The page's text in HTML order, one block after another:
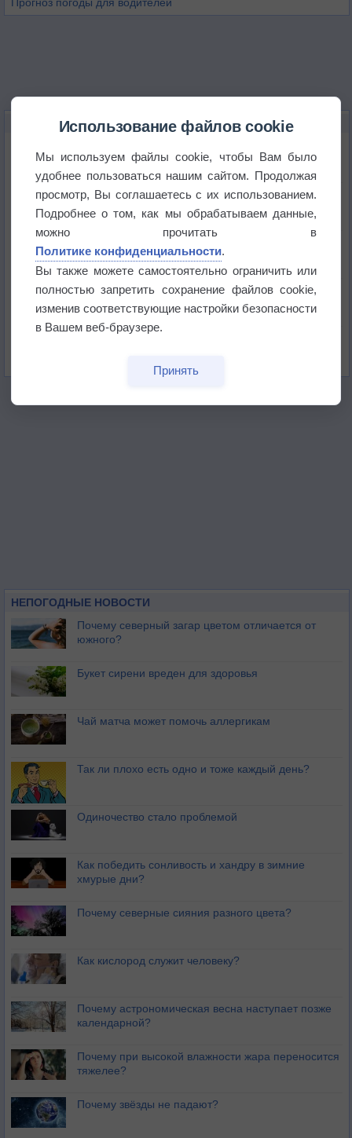
НОВОЕ О ПОГОДЕ
Приложение построит маршрут через тень
Атмосфера начала замерзать
В Приморье обнаружены морские волны тепла
Изменение климата повлияло на ареал обитания
НЕПОГОДНЫЕ НОВОСТИ
Почему северный загар цветом отличается от
южного?
Букет сирени вреден для здоровья
Чай матча может помочь аллергикам
Так ли плохо есть одно и тоже каждый день?
Одиночество стало проблемой
Как победить сонливость и хандру в зимние
хмурые дни?
Почему северные сияния разного цвета?
Как кислород служит человеку?
Почему астрономическая весна наступает позже
календарной?
Почему при высокой влажности жара переносится
тяжелее?
Почему звёзды не падают?
Использование файлов cookie
Мы используем файлы cookie, чтобы Вам было
удобнее пользоваться нашим сайтом. Продолжая
просмотр, Вы соглашаетесь с их использованием.
Подробнее о том, как мы обрабатываем данные,
можно прочитать в
Политике конфиденциальности.
Вы также можете самостоятельно ограничить или
полностью запретить сохранение файлов cookie,
изменив соответствующие настройки безопасности
в Вашем веб-браузере.
Принять